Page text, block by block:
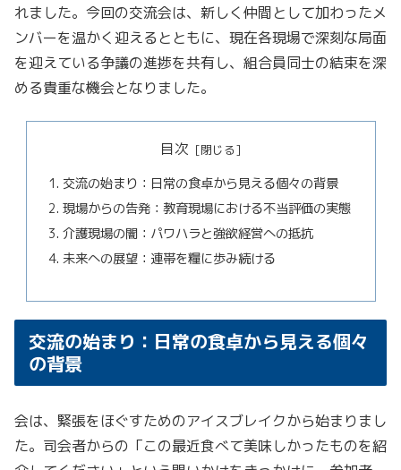
れました。今回の交流会は、新しく仲間として加わったメ
ンバーを温かく迎えるとともに、現在各現場で深刻な局面
を迎えている争議の進捗を共有し、組合員同士の結束を深
める貴重な機会となりました。
目次
交流の始まり：日常の食卓から見える個々の背景
現場からの告発：教育現場における不当評価の実態
介護現場の闇：パワハラと強欲経営への抵抗
未来への展望：連帯を糧に歩み続ける
交流の始まり：日常の食卓から見える個々
の背景
会は、緊張をほぐすためのアイスブレイクから始まりまし
た。司会者からの「この最近食べて美味しかったものを紹